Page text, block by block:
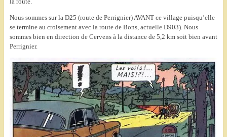
Nous sommes sur la D25 (route de Perrignier) AVANT ce village puisqu’elle
se termine au croisement avec la route de Bons, actuelle D903). Nous
sommes bien en direction de Cervens à la distance de 5,2 km soit bien avant
Perrignier.